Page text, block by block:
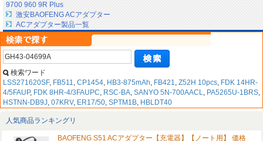
9700 960 9R Plus
激安BAOFENG ACアダプター
ACアダプター製品一覧
検索ワード
LSS271620SF, FB511, CP1454, HB3-875mAh, FB421, Z52H 10pcs, FDK 14HR-
4/5FAUP, FDK 8HR-4/3FAUPC, RSC-BA, SANYO 5N-700AACL, PA5265U-1BRS,
HSTNN-DB9J, 07KRV, ER17/50, SPTM1B, HBLDT40
人気商品ランキングリ
BAOFENG S51 ACアダプター【充電器】【ノート用】 価格